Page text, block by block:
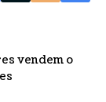
vendem o